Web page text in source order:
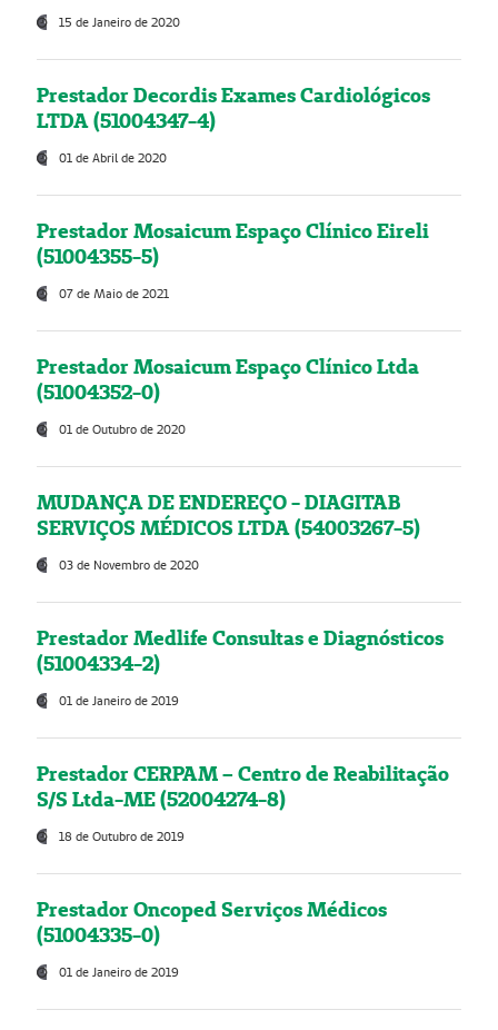
15 de Janeiro de 2020
Prestador Decordis Exames Cardiológicos
LTDA (51004347-4)
01 de Abril de 2020
Prestador Mosaicum Espaço Clínico Eireli
(51004355-5)
07 de Maio de 2021
Prestador Mosaicum Espaço Clínico Ltda
(51004352-0)
01 de Outubro de 2020
MUDANÇA DE ENDEREÇO - DIAGITAB
SERVIÇOS MÉDICOS LTDA (54003267-5)
03 de Novembro de 2020
Prestador Medlife Consultas e Diagnósticos
(51004334-2)
01 de Janeiro de 2019
Prestador CERPAM – Centro de Reabilitação
S/S Ltda-ME (52004274-8)
18 de Outubro de 2019
Prestador Oncoped Serviços Médicos
(51004335-0)
01 de Janeiro de 2019